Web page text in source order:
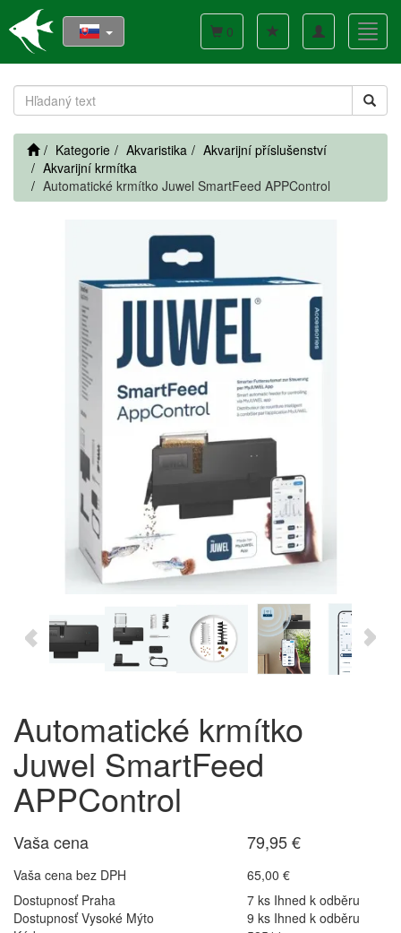
Toggle
navigation
0
Kategorie Akvaristika
Akvarijní příslušenství
Akvarijní krmítka
Automatické krmítko Juwel SmartFeed APPControl
Automatické krmítko
Juwel SmartFeed
APPControl
Vaša cena 79,95 €
Vaša cena bez DPH
65,00 €
Dostupnosť Praha
7 ks Ihned k odběru
Dostupnosť Vysoké Mýto
9 ks Ihned k odběru